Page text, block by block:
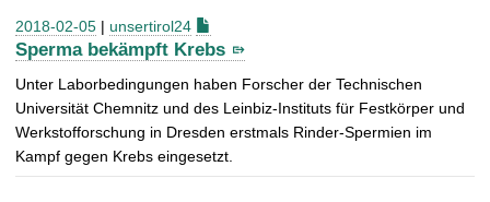
2018-02-05 | unsertirol24
Sperma bekämpft Krebs
Unter Laborbedingungen haben Forscher der Technischen
Universität Chemnitz und des Leinbiz-Instituts für Festkörper und
Werkstofforschung in Dresden erstmals Rinder-Spermien im
Kampf gegen Krebs eingesetzt.